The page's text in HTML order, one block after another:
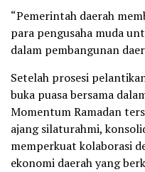
“Pemerintah daerah
para pengusaha muda
dalam pembangunan
Setelah prosesi
buka puasa bersama
Momentum Ramadan
ajang silaturahmi,
memperkuat kolaborasi
ekonomi daerah yang